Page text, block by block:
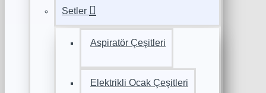
Setler
Aspiratör Çeşitleri
Elektrikli Ocak Çeşitleri